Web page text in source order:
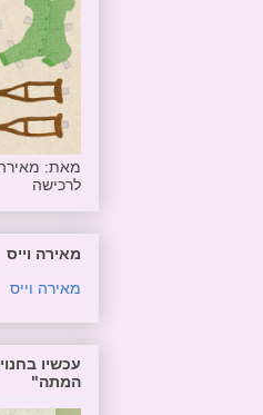
מאת: מאירה
לרכישה
מאירה וייס
מאירה וייס
עכשיו
המתה"